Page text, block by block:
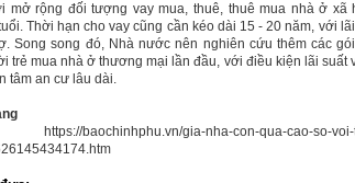
mở rộng đối tượng vay mua, thuê, thuê mua nhà ở xã
Thời hạn cho vay cũng cần kéo dài 15 - 20 năm, với
Song song đó, Nhà nước nên nghiên cứu thêm các
trẻ mua nhà ở thương mại lần đầu, với điều kiện lãi suất
tâm an cư lâu dài.
baochinhphu.vn/gia-nha-con-qua-cao-so-voi-